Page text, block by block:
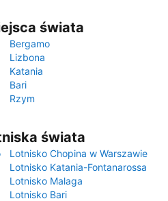
świata
Bergamo
Lizbona
Katania
Bari
Rzym
świata
Lotnisko Chopina w Warszawie
Lotnisko Katania-Fontanarossa
Lotnisko Malaga
Lotnisko Bari